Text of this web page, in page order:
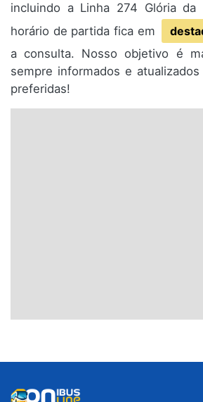
incluindo a Linha 274 Glória da
horário de partida fica em
a consulta. Nosso objetivo é
sempre informados e
preferidas!